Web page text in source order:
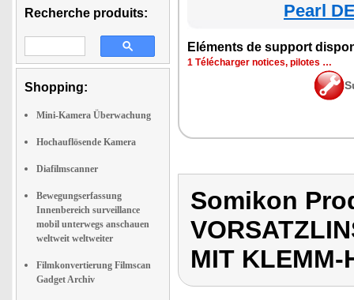
Recherche produits:
Shopping:
Mini-Kamera Überwachung
Hochauflösende Kamera
Diafilmscanner
Bewegungserfassung
Innenbereich surveillance
mobil unterwegs anschauen
weltweit weltweiter
Filmkonvertierung Filmscan
Gadget Archiv
Pearl
Eléments de support
1 Télécharger notices, pilotes …
Somikon
MIT KLEMM-